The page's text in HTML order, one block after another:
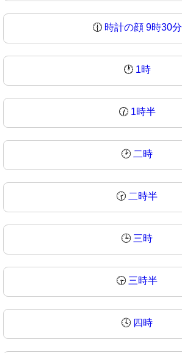
🕧 時計の顔 9時30分
🕐 1時
🕜 1時半
🕑 二時
🕝 二時半
🕒 三時
🕞 三時半
🕓 四時